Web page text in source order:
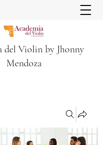
del Violin by Jhonny
Mendoza